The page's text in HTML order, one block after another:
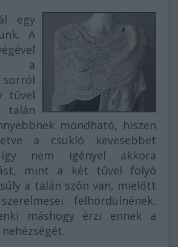
egy
A
a
tűvel
talán
mondható, hiszen
a csukló kevesebbet
így nem igényel akkora
mint a két tűvel folyó
a talán szón van, mielőtt
felhördülnének,
máshogy érzi ennek a